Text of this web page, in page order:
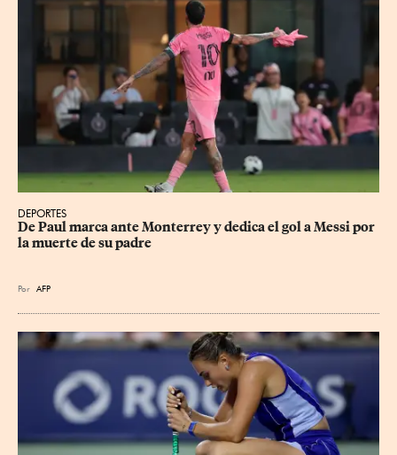
DEPORTES
De Paul marca ante Monterrey y dedica el gol a Messi por
la muerte de su padre
Por AFP